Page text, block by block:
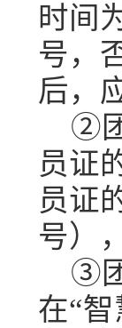
时间
号，
后，
②
员证
员证
号）
③
在“